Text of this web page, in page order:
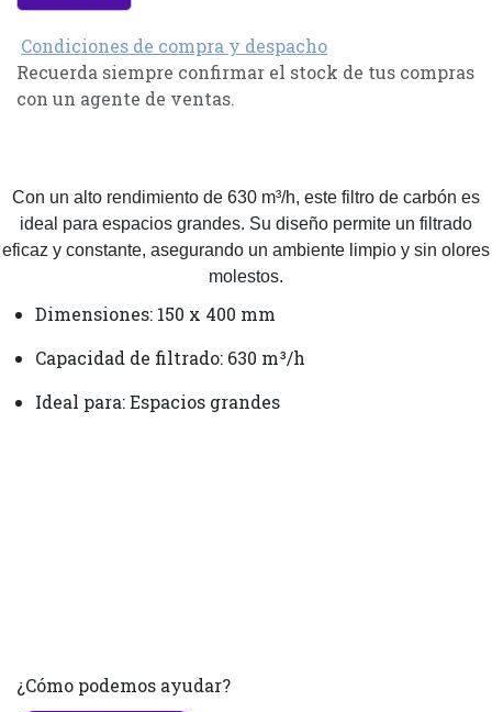
Condiciones de compra y despacho
Recuerda siempre confirmar el stock de tus compras
con un agente de ventas.
Con un alto rendimiento de 630 m³/h, este filtro de carbón es
ideal para espacios grandes. Su diseño permite un filtrado
eficaz y constante, asegurando un ambiente limpio y sin olores
molestos.
Dimensiones: 150 x 400 mm
Capacidad de filtrado: 630 m³/h
Ideal para: Espacios grandes
¿Cómo podemos ayudar?